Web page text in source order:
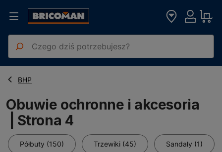
Strona główna
BHP
Obuwie ochronne i akcesoria
Obuwie ochronne i akcesoria
| Strona 4
Półbuty (150) Trzewiki (45) Sandały (1)